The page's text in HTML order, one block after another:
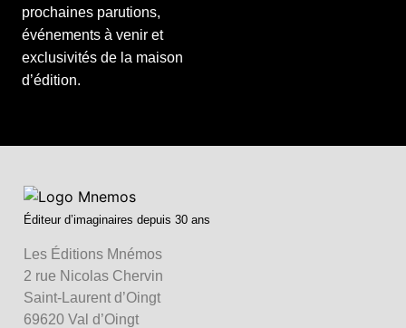
prochaines parutions,
événements à venir et
exclusivités de la maison
d’édition.
Éditeur d’imaginaires depuis 30 ans
Les Éditions Mnémos
2 rue Nicolas Chervin
Saint-Laurent d’Oingt
69620 Val d’Oingt